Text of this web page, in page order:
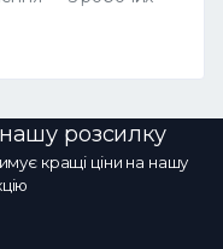
або
— менеджер
розсилку
кращі ціни на нашу